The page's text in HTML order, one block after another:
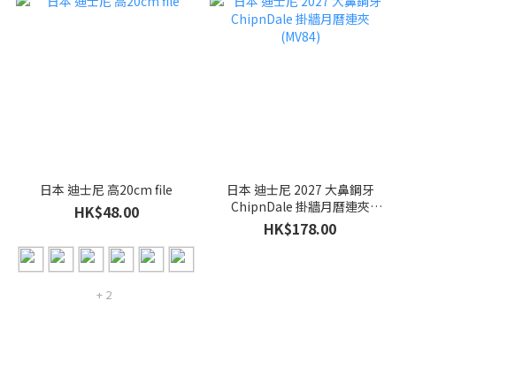
日本 迪士尼 高20cm file
HK$48.00
+ 2
日本 迪士尼 2027 大鼻鋼牙
ChipnDale 掛牆月曆連夾
(MV84)
HK$178.00